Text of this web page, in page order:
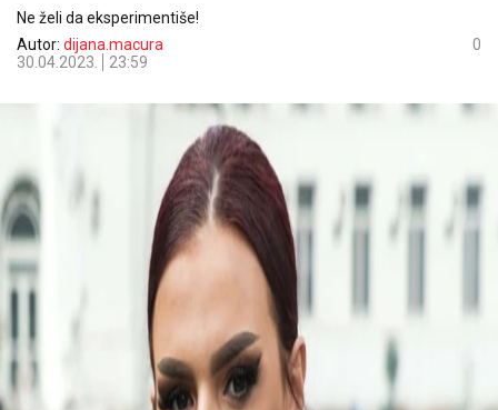
Ne želi da eksperimentiše!
Autor: dijana.macura
30.04.2023.
23:59
0